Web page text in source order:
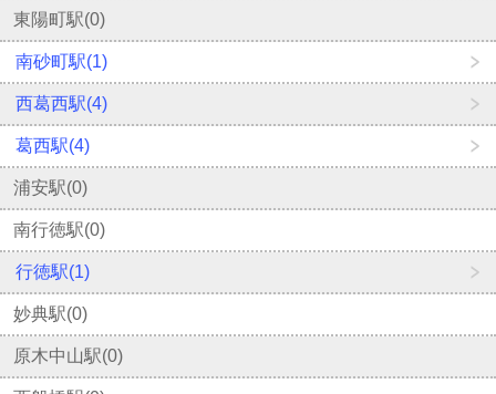
東陽町駅(0)
南砂町駅(1)
西葛西駅(4)
葛西駅(4)
浦安駅(0)
南行徳駅(0)
行徳駅(1)
妙典駅(0)
原木中山駅(0)